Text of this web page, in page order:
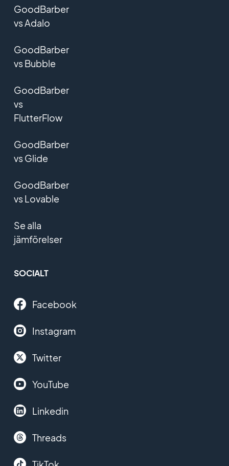
GoodBarber
vs Adalo
GoodBarber
vs Bubble
GoodBarber
vs
FlutterFlow
GoodBarber
vs Glide
GoodBarber
vs Lovable
Se alla
jämförelser
SOCIALT
Facebook
Instagram
Twitter
YouTube
Linkedin
Threads